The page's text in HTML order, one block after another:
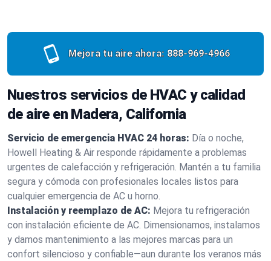
Mejora tu aire ahora: 888-969-4966
Nuestros servicios de HVAC y calidad
de aire en Madera, California
Servicio de emergencia HVAC 24 horas: Día o noche,
Howell Heating & Air responde rápidamente a problemas
urgentes de calefacción y refrigeración. Mantén a tu familia
segura y cómoda con profesionales locales listos para
cualquier emergencia de AC u horno.
Instalación y reemplazo de AC: Mejora tu refrigeración
con instalación eficiente de AC. Dimensionamos, instalamos
y damos mantenimiento a las mejores marcas para un
confort silencioso y confiable—aun durante los veranos más